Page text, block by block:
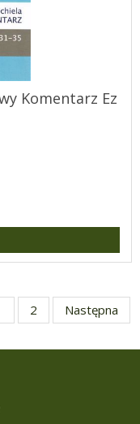
Komentarz Ez
2 Następna